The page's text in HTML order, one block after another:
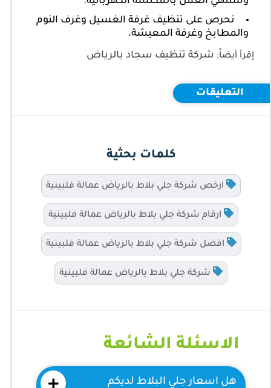
نحرص على تنظيف غرفة الغسيل وغرف النوم
والمطابخ وغرفة المعيشة.
إقرأ أيضاً: شركة تنظيف سجاد بالرياض
التعليقات
كلمات بحثية
ارخص شركة جلي بلاط بالرياض عمالة فلبينية
ارقام شركة جلي بلاط بالرياض عمالة فلبينية
افضل شركة جلي بلاط بالرياض عمالة فلبينية
شركة جلي بلاط بالرياض عمالة فلبينية
الاسئلة الشائعة
هل اسعار جلي البلاط لديكم